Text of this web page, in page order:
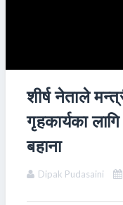
शीर्ष नेताले
गृहकार्यका
बहाना
Dipak Pudasaini